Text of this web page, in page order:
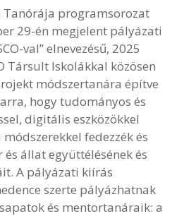
Tanórája programsorozat
29-én megjelent pályázati
val” elnevezésű, 2025
Társult Iskolákkal közösen
módszertanára építve
hogy tudományos és
digitális eszközökkel
fedezzék és
állat együttélésének és
A pályázati kiírás
szerte pályázhatnak
és mentortanáraik: a